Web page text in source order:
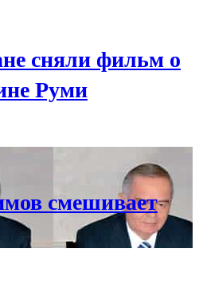
сняли фильм о
Руми
смешивает